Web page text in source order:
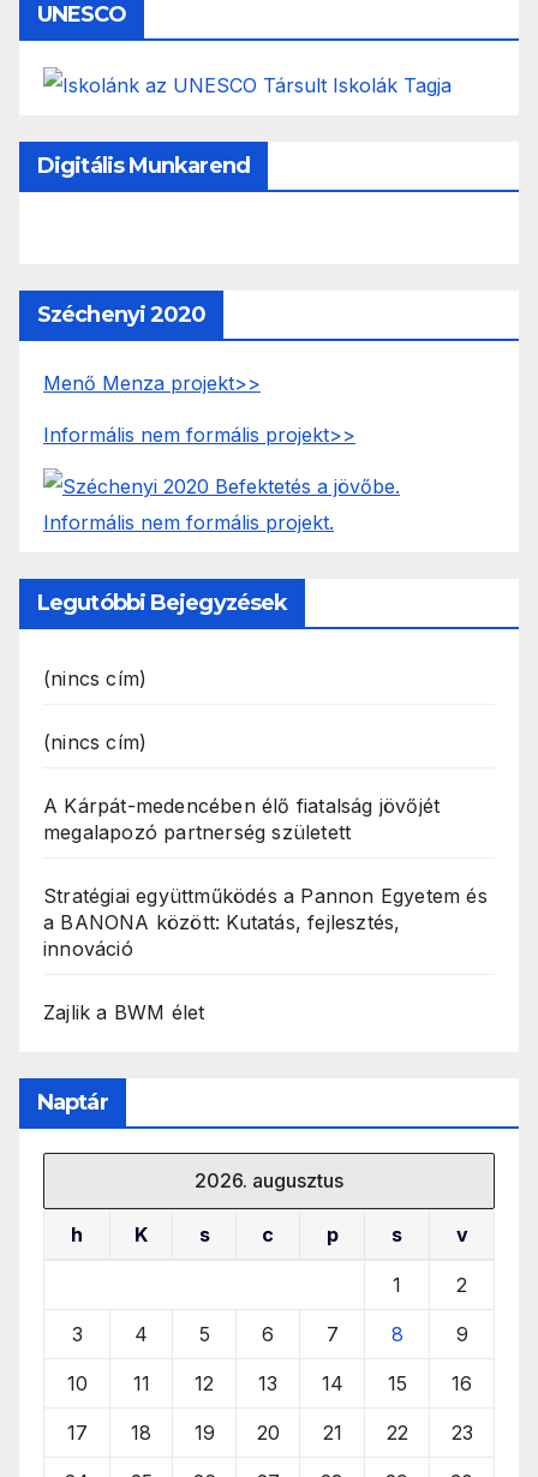
UNESCO
Digitális Munkarend
Széchenyi 2020
Menő Menza projekt>>
Informális nem formális projekt>>
Legutóbbi Bejegyzések
(nincs cím)
(nincs cím)
A Kárpát-medencében élő fiatalság jövőjét
megalapozó partnerség született
Stratégiai együttműködés a Pannon Egyetem és
a BANONA között: Kutatás, fejlesztés,
innováció
Zajlik a BWM élet
Naptár
2026. augusztus
h K s c p s v
1 2
3 4 5 6 7 8 9
10 11 12 13 14 15 16
17 18 19 20 21 22 23